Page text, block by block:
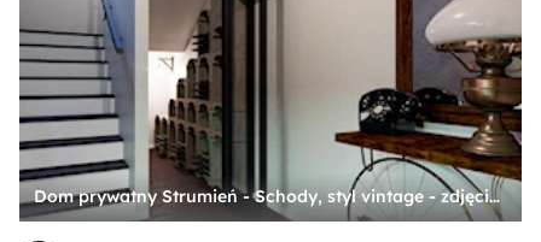
Dom prywatny Strumień - Schody, styl vintage - zdjęcie od Karolina Żaczek